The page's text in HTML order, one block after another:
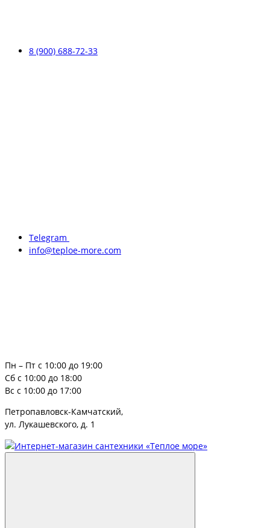
8 (900) 688-72-33
Telegram
info@teploe-more.com
Пн – Пт с 10:00 до 19:00
Сб с 10:00 до 18:00
Вс с 10:00 до 17:00
Петропавловск-Камчатский,
ул. Лукашевского, д. 1